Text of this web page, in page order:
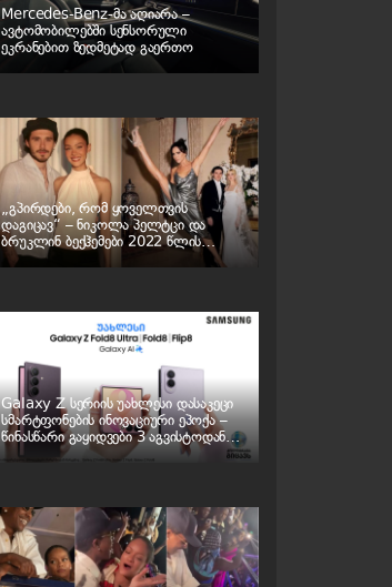
Mercedes-Benz-მა აღიარა –
ავტომობილებში სენსორული
ეკრანებით ზედმეტად გაერთო
„გპირდები, რომ ყოველთვის
დაგიცავ“ – ნიკოლა პელტცი და
ბრუკლინ ბექჰემები 2022 წლის
ქორწილს „ბათილად ცნობენ“ – რა
Galaxy Z სერიის უახლესი დასაკეცი
სმარტფონების ინოვაციური ეპოქა –
წინასწარი გაყიდვები 3 აგვისტოდან
იწყება